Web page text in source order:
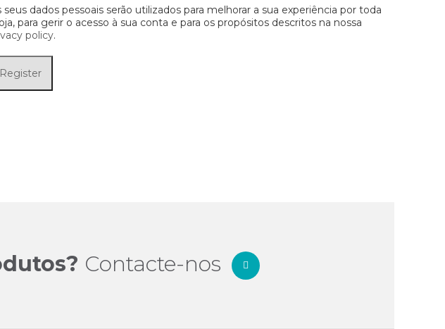
seus dados pessoais serão utilizados para melhorar a sua experiência por toda
para gerir o acesso à sua conta e para os propósitos descritos na nossa
policy.
Register
Contacte-nos